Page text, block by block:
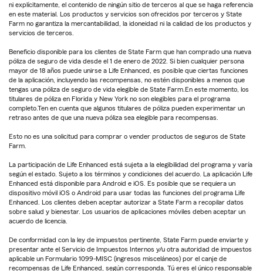
ni explícitamente, el contenido de ningún sitio de terceros al que se haga referencia
en este material. Los productos y servicios son ofrecidos por terceros y State
Farm no garantiza la mercantabilidad, la idoneidad ni la calidad de los productos y
servicios de terceros.
Beneficio disponible para los clientes de State Farm que han comprado una nueva
póliza de seguro de vida desde el 1 de enero de 2022. Si bien cualquier persona
mayor de 18 años puede unirse a Life Enhanced, es posible que ciertas funciones
de la aplicación, incluyendo las recompensas, no estén disponibles a menos que
tengas una póliza de seguro de vida elegible de State Farm.En este momento, los
titulares de póliza en Florida y New York no son elegibles para el programa
completo.Ten en cuenta que algunos titulares de póliza pueden experimentar un
retraso antes de que una nueva póliza sea elegible para recompensas.
Esto no es una solicitud para comprar o vender productos de seguros de State
Farm.
La participación de Life Enhanced está sujeta a la elegibilidad del programa y varía
según el estado. Sujeto a los términos y condiciones del acuerdo. La aplicación Life
Enhanced está disponible para Android e iOS. Es posible que se requiera un
dispositivo móvil iOS o Android para usar todas las funciones del programa Life
Enhanced. Los clientes deben aceptar autorizar a State Farm a recopilar datos
sobre salud y bienestar. Los usuarios de aplicaciones móviles deben aceptar un
acuerdo de licencia.
De conformidad con la ley de impuestos pertinente, State Farm puede enviarte y
presentar ante el Servicio de Impuestos Internos y/u otra autoridad de impuestos
aplicable un Formulario 1099-MISC (ingresos misceláneos) por el canje de
recompensas de Life Enhanced, según corresponda. Tú eres el único responsable